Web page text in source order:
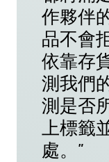
作夥伴
品不會
依靠存
測我們
測是否
上標籤
處。”